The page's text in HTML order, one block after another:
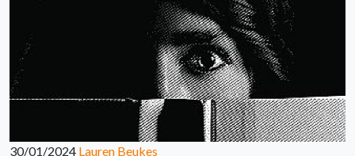
30/01/2024 Lauren Beukes